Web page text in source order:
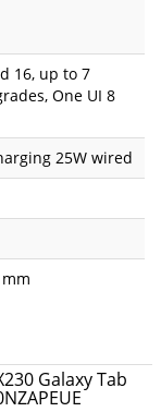
16, up to 7
One UI 8
25W wired
Galaxy Tab